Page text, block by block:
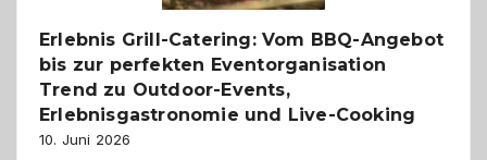
Erlebnis Grill-Catering: Vom BBQ-Angebot
bis zur perfekten Eventorganisation
Trend zu Outdoor-Events,
Erlebnisgastronomie und Live-Cooking
10. Juni 2026